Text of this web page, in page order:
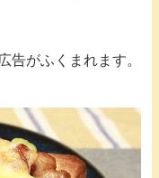
告がふくまれます。